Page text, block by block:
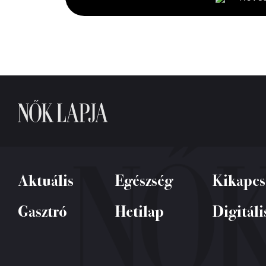
seconds
Aktuális Egészség
Kikapcs
Gasztró
Hetilap